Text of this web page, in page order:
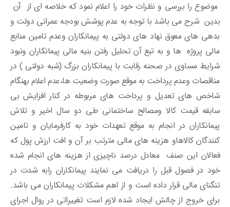
موضوع را بررسی و نظرات خود را اعلام نمود که خلاصه ای از آن
بدین شرح می باشد با توجه به عدم پوشش بودجه عمرانی دولت و
بدهی های معوق نهاد های دولتی به پیمانکاران وعدم تامین منابع
مالی پروژه ها و به تبع آن تحلیل رفتن بنیه مالی پیمانکاران ونبود
شرایط مساوی در صحنه رقابت با پیمانکاران بزرگ (شبه دولتی ) در
مناقصات وعدم پرداخت به موقع صورت وضعیت ها،عدم اعلام بهنگام
شاخص های تعدیل و پرداخت های مربوطه در کنار افزایش بی
سابقه قیمت کالا ومصالح ساختمانی طی دو سال اخیر و تلاش
پیمانکاران در انجام به موقع تعهدات خود به کارفرمایان و تامین
کنندگان کالاهاو هزینه های مالی مترتب بر آن و افت ارزش پول که
فعالان این صنف معادل درصد ناچیزی از هزینه های انجام شده
خود در فصول قبل را دریافت می نمایند پیمانکاران رابه شدت در
تنگنای مالی قرار داده است و از اهم مشکلات پیمانکاران می باشد.
برای خروج از چالش ایجاد شده لازم است تغییراتی در روال اجرای